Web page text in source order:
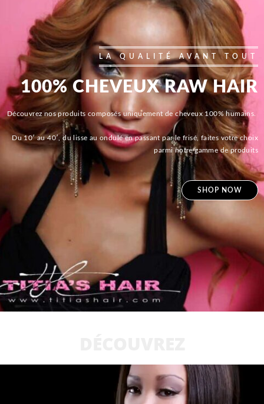
LA QUALITÉ AVANT TOUT
100% CHEVEUX RAW HAIR
Découvrez nos produits composés uniquement de cheveux 100% humains.
Du 10′ au 40′, du lisse au ondulé en passant par le frisé, faites votre choix
parmi notre gamme de produits
SHOP NOW